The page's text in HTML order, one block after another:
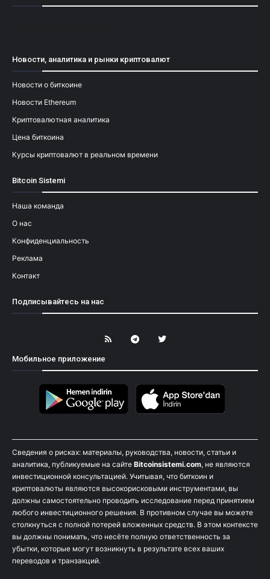
Новости, аналитика и рынки криптовалют
Новости о биткоине
Новости Ethereum
Криптовалютная аналитика
Цена биткоина
Курсы криптовалют в реальном времени
Bitcoin Sistemi
Наша команда
О нас
Конфиденциальность
Реклама
Контакт
Подписывайтесь на нас
Мобильное приложение
Сведения о рисках: материалы, руководства, новости, статьи и
аналитика, публикуемые на сайте Bitcoinsistemi.com, не являются
инвестиционной консультацией. Учитывая, что биткоин и
криптовалюты являются высокорисковыми инструментами, вы
должны самостоятельно проводить исследование перед принятием
любого инвестиционного решения. В противном случае вы можете
столкнуться с полной потерей вложенных средств. В этом контексте
вы должны понимать, что несёте полную ответственность за
убытки, которые могут возникнуть в результате всех ваших
переводов и транзакций.